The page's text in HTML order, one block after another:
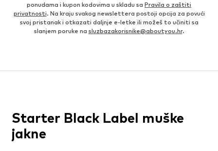
ponudama i kupon kodovima u skladu sa Pravila o zaštiti
privatnosti. Na kraju svakog newslettera postoji opcija za povući
svoj pristanak i otkazati daljnje e-letke ili možeš to učiniti sa
slanjem poruke na sluzbazakorisnike@aboutyou.hr.
Starter Black Label muške
jakne